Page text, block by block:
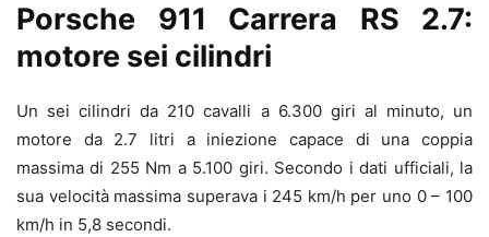
Porsche 911 Carrera RS 2.7:
motore sei cilindri
Un sei cilindri da 210 cavalli a 6.300 giri al minuto, un
motore da 2.7 litri a iniezione capace di una coppia
massima di 255 Nm a 5.100 giri. Secondo i dati ufficiali, la
sua velocità massima superava i 245 km/h per uno 0 – 100
km/h in 5,8 secondi.